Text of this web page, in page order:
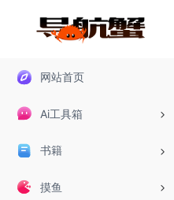
网站首页
Ai工具箱
书籍
摸鱼